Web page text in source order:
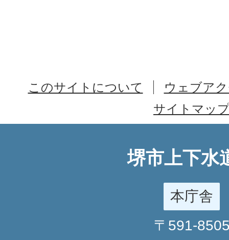
このサイトについて
ウェブア
サイトマッ
堺市上下水
本庁舎
〒591-